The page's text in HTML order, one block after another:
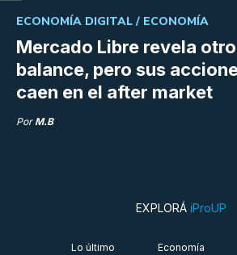
Mercado Libre revela
balance, pero sus
caen en el after market
ECONOMÍA DIGITAL / ECONOMÍA
Por M.B
EXPLORÁ iProUP
Lo último
Economía